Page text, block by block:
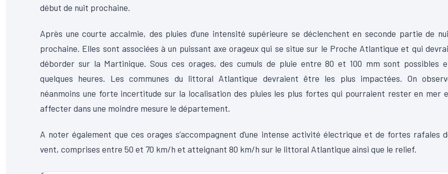
début de nuit prochaine.
Après une courte accalmie, des pluies d’une intensité supérieure se déclenchent en seconde partie de
prochaine. Elles sont associées à un puissant axe orageux qui se situe sur le Proche Atlantique et qui
déborder sur la Martinique. Sous ces orages, des cumuls de pluie entre 80 et 100 mm sont possibles
quelques heures. Les communes du littoral Atlantique devraient être les plus impactées. On
néanmoins une forte incertitude sur la localisation des pluies les plus fortes qui pourraient rester en mer
affecter dans une moindre mesure le département.
A noter également que ces orages s’accompagnent d’une intense activité électrique et de fortes rafales
vent, comprises entre 50 et 70 km/h et atteignant 80 km/h sur le littoral Atlantique ainsi que le relief.